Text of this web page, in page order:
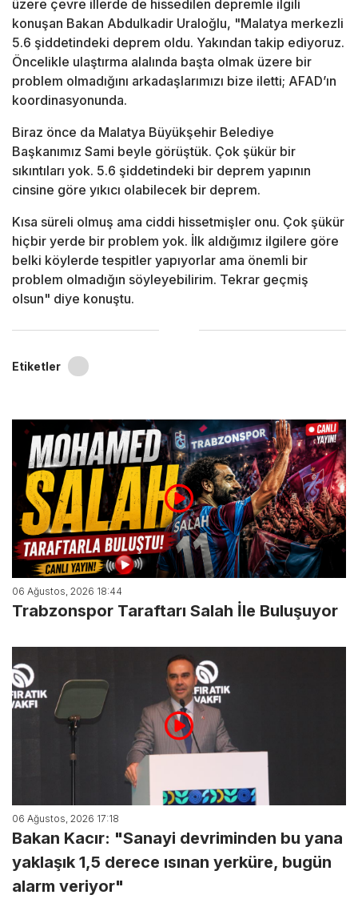
üzere çevre illerde de hissedilen depremle ilgili
konuşan Bakan Abdulkadir Uraloğlu, "Malatya merkezli
5.6 şiddetindeki deprem oldu. Yakından takip ediyoruz.
Öncelikle ulaştırma alalında başta olmak üzere bir
problem olmadığını arkadaşlarımızı bize iletti; AFAD’ın
koordinasyonunda.
Biraz önce da Malatya Büyükşehir Belediye
Başkanımız Sami beyle görüştük. Çok şükür bir
sıkıntıları yok. 5.6 şiddetindeki bir deprem yapının
cinsine göre yıkıcı olabilecek bir deprem.
Kısa süreli olmuş ama ciddi hissetmişler onu. Çok şükür
hiçbir yerde bir problem yok. İlk aldığımız ilgilere göre
belki köylerde tespitler yapıyorlar ama önemli bir
problem olmadığın söyleyebilirim. Tekrar geçmiş
olsun" diye konuştu.
Etiketler
06 Ağustos, 2026 18:44
Trabzonspor Taraftarı Salah İle Buluşuyor
06 Ağustos, 2026 17:18
Bakan Kacır: "Sanayi devriminden bu yana
yaklaşık 1,5 derece ısınan yerküre, bugün
alarm veriyor"